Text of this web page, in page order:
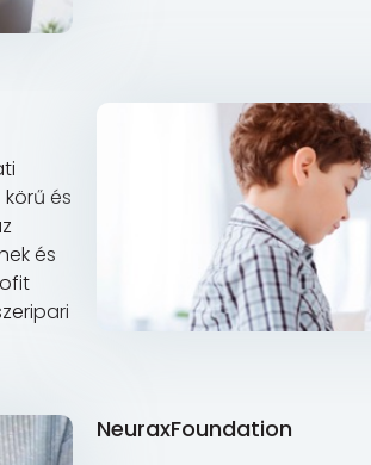
és
és
NeuraxFoundation